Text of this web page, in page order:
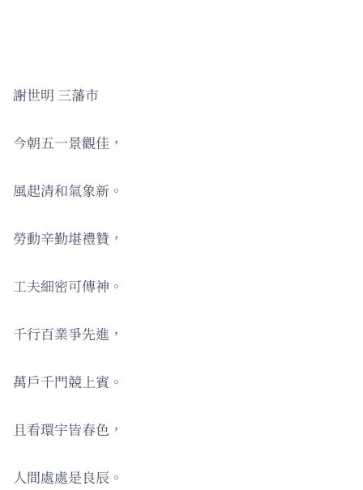
謝世明 三藩市
今朝五一景觀佳，
風起清和氣象新。
勞動辛勤堪禮贊，
工夫細密可傳神。
千行百業爭先進，
萬戶千門競上賓。
且看環宇皆春色，
人間處處是良辰。